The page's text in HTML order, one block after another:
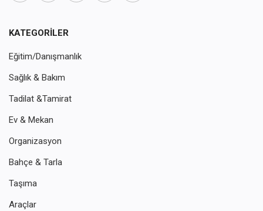
KATEGORILER
Eğitim/Danışmanlık
Sağlık & Bakım
Tadilat &Tamirat
Ev & Mekan
Organizasyon
Bahçe & Tarla
Taşıma
Araçlar